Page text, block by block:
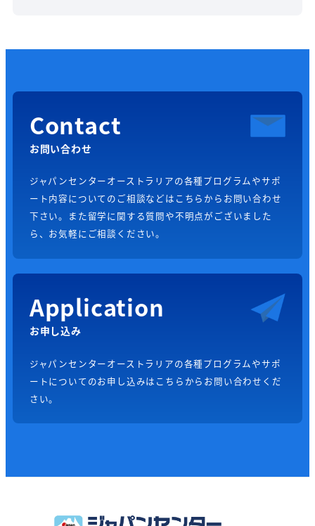
Contact
お問い合わせ
ジャパンセンターオーストラリアの各種プログラムやサポ
ート内容についてのご相談などはこちらからお問い合わせ
下さい。また留学に関する質問や不明点がございました
ら、お気軽にご相談ください。
Application
お申し込み
ジャパンセンターオーストラリアの各種プログラムやサポ
ートについてのお申し込みはこちらからお問い合わせくだ
さい。